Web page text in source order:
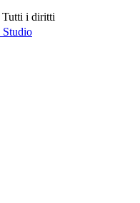
Tutti i diritti